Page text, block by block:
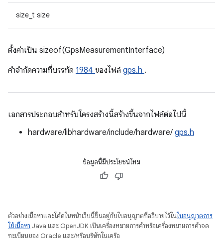
size_t size
ตั้งค่าเป็น sizeof(GpsMeasurementInterface)
คําจํากัดความที่บรรทัด 1984 ของไฟล์gps.h .
เอกสารประกอบสำหรับโครงสร้างนี้สร้างขึ้นจากไฟล์ต่อไปนี้
hardware/libhardware/include/hardware/ gps.h
ข้อมูลนี้มีประโยชน์ไหม
ตัวอย่างเนื้อหาและโค้ดในหน้าเว็บนี้ขึ้นอยู่กับใบอนุญาตที่อธิบายไว้ในใบอนุญาตการ
ใช้เนื้อหา Java และ OpenJDK เป็นเครื่องหมายการค้าหรือเครื่องหมายการค้าจด
ทะเบียนของ Oracle และ/หรือบริษัทในเครือ